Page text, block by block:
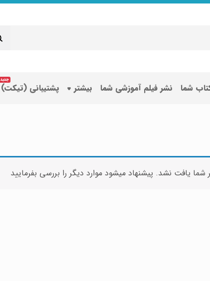
شما نشر فیلم آموزشی شما بیشتر پشتیبانی (تیکت)
شما یافت نشد. پیشنهاد میشود موارد دیگر را بررسی بفرمایید